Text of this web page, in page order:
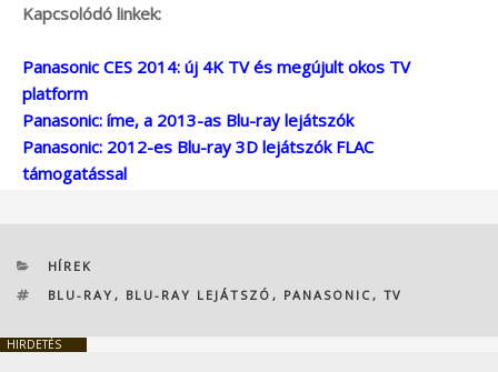
Kapcsolódó linkek:
Panasonic CES 2014: új 4K TV és megújult okos TV
platform
Panasonic: íme, a 2013-as Blu-ray lejátszók
Panasonic: 2012-es Blu-ray 3D lejátszók FLAC
támogatással
KATEGÓRIÁK
HÍREK
CÍMKÉK
BLU-RAY , BLU-RAY LEJÁTSZÓ , PANASONIC , TV
HIRDETÉS